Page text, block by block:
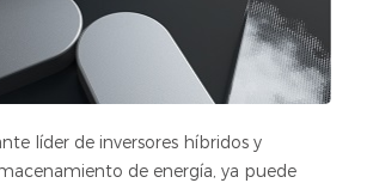
líder de inversores híbridos y
de energía, ya puede